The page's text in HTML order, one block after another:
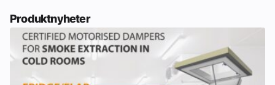
Produktnyheter